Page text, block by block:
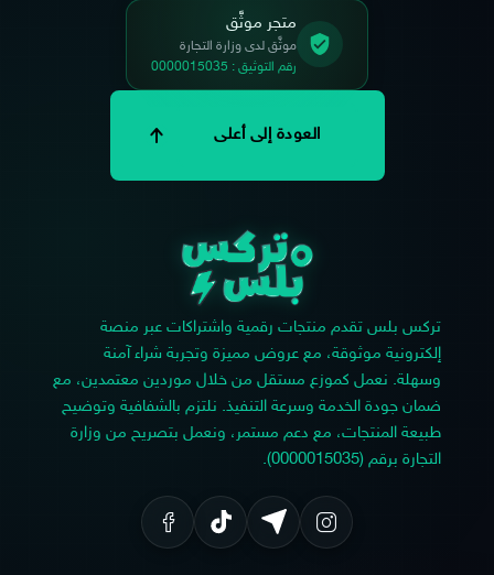
متجر موثَّق
موثَّق لدى وزارة التجارة
رقم التوثيق : 0000015035
العودة إلى أعلى
تركس بلس تقدم منتجات رقمية واشتراكات عبر منصة
إلكترونية موثوقة، مع عروض مميزة وتجربة شراء آمنة
وسهلة. نعمل كموزع مستقل من خلال موردين معتمدين، مع
ضمان جودة الخدمة وسرعة التنفيذ. نلتزم بالشفافية وتوضيح
طبيعة المنتجات، مع دعم مستمر، ونعمل بتصريح من وزارة
التجارة برقم (0000015035).